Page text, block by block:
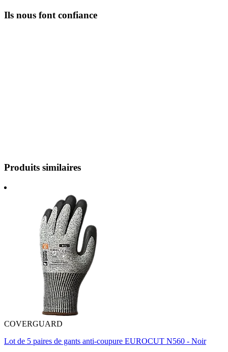
Ils nous font confiance
Produits similaires
COVERGUARD
Lot de 5 paires de gants anti-coupure EUROCUT N560 - Noir